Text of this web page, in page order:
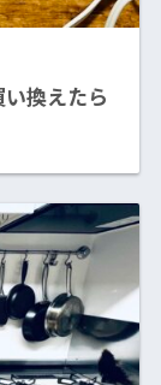
い換えたら